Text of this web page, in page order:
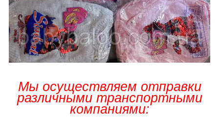
Мы осуществляем отправки
различными транспортными
компаниями: